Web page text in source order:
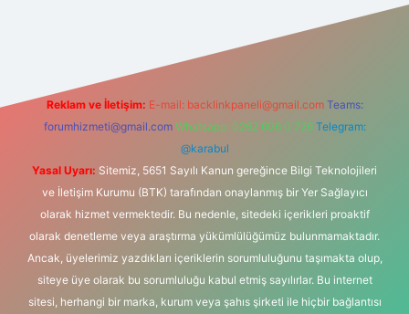
Reklam ve İletişim: E-mail: backlinkpaneli@gmail.com Teams:
forumhizmeti@gmail.com Whatsapp: 0262 606 0 726 Telegram:
@karabul
Yasal Uyarı: Sitemiz, 5651 Sayılı Kanun gereğince Bilgi Teknolojileri
ve İletişim Kurumu (BTK) tarafından onaylanmış bir Yer Sağlayıcı
olarak hizmet vermektedir. Bu nedenle, sitedeki içerikleri proaktif
olarak denetleme veya araştırma yükümlülüğümüz bulunmamaktadır.
Ancak, üyelerimiz yazdıkları içeriklerin sorumluluğunu taşımakta olup,
siteye üye olarak bu sorumluluğu kabul etmiş sayılırlar. Bu internet
sitesi, herhangi bir marka, kurum veya şahıs şirketi ile hiçbir bağlantısı